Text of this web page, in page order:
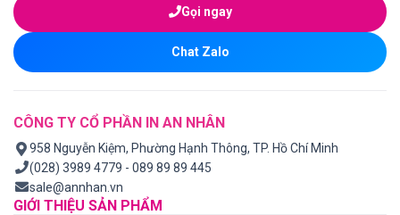
Gọi ngay
Chat Zalo
CÔNG TY CỔ PHẦN IN AN NHÂN
958 Nguyễn Kiệm, Phường Hạnh Thông, TP. Hồ Chí Minh
(028) 3989 4779 - 089 89 89 445
sale@annhan.vn
GIỚI THIỆU SẢN PHẨM